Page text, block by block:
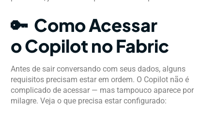
🔑 Como Acessar
o Copilot no Fabric
Antes de sair conversando com seus dados, alguns
requisitos precisam estar em ordem. O Copilot não é
complicado de acessar — mas tampouco aparece por
milagre. Veja o que precisa estar configurado: